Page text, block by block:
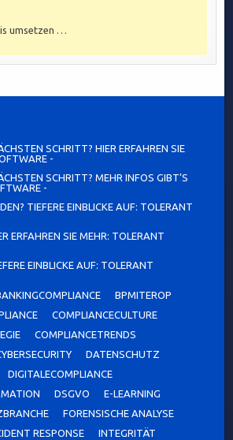
umsetzen …
SCHRITT? HIER ERFAHREN SIE
-
SCHRITT? MEHR INFOS GIBT’S
-
TIEFERE EINBLICKE AUF: TOLERANT
ERFAHREN SIE MEHR: TOLERANT
EINBLICKE AUF: TOLERANT
BPMITEROP
COMPLIANCECULTURE
COMPLIANCETRENDS
DATENSCHUTZ
DIGITALECOMPLIANCE
DSGVO
E-LEARNING
FORENSISCHE ANALYSE
RESPONSE
INTEGRITÄT